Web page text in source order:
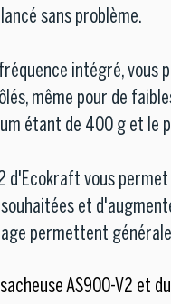
sans problème.
intégré, vous
même pour de
étant de 400 g et le
d'Ecokraft vous
souhaitées et
permettent
AS900-V2 et